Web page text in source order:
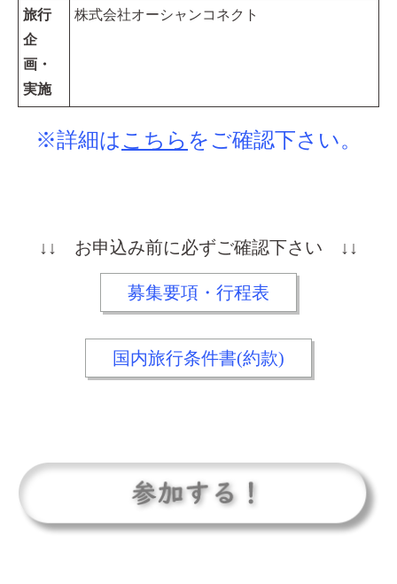
旅行
企
画・
実施
株式会社オーシャンコネクト
※詳細は こちら をご確認下さい。
↓↓ お申込み前に必ずご確認下さい ↓↓
募集要項・行程表
国内旅行条件書(約款)